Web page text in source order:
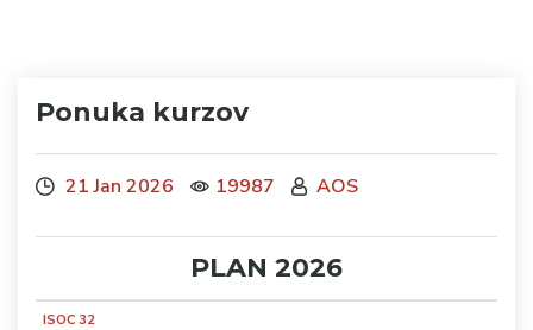
Ponuka kurzov
21 Jan 2026 19987 AOS
PLAN 2026
ISOC 32